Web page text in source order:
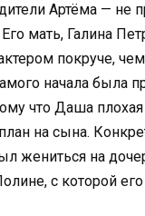
Артёма — не
мать, Галина
покруче,
начала была
что Даша
на сына.
жениться на
с которой